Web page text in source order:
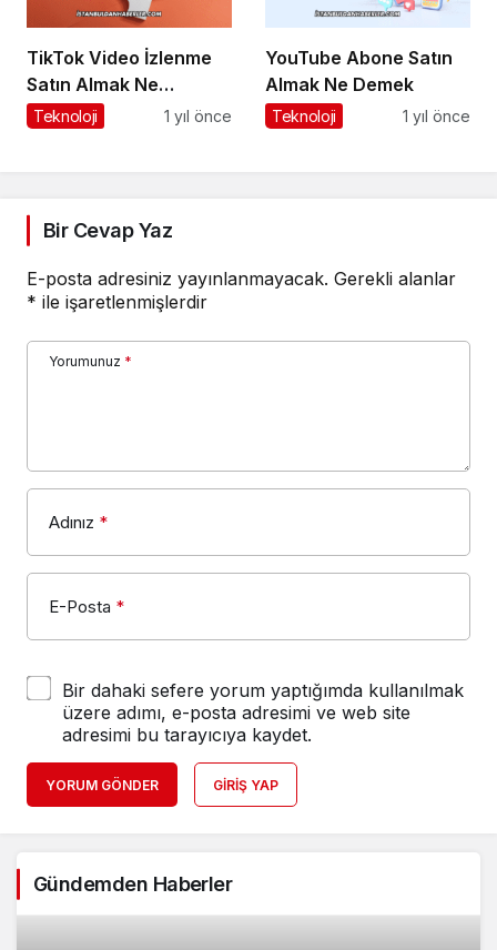
TikTok Video İzlenme
Satın Almak Ne
Demek?
Teknoloji 1 yıl önce
YouTube Abone Satın
Almak Ne Demek
Teknoloji 1 yıl önce
Bir Cevap Yaz
E-posta adresiniz yayınlanmayacak. Gerekli alanlar
* ile işaretlenmişlerdir
Yorumunuz *
Adınız *
E-Posta *
Bir dahaki sefere yorum yaptığımda kullanılmak
üzere adımı, e-posta adresimi ve web site
adresimi bu tarayıcıya kaydet.
YORUM GÖNDER GIRIŞ YAP
Gündemden Haberler